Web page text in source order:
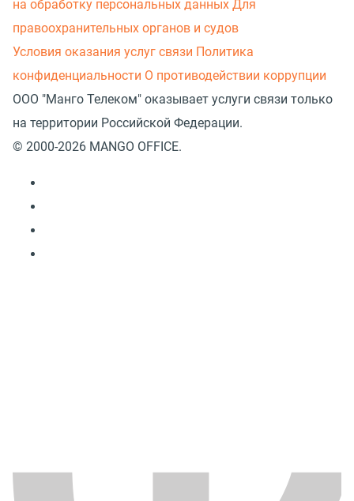
на обработку персональных данных Для
правоохранительных органов и судов
Условия оказания услуг связи Политика
конфиденциальности О противодействии коррупции
ООО "Манго Телеком" оказывает услуги связи только
на территории Российской Федерации.
© 2000-2026 MANGO OFFICE.